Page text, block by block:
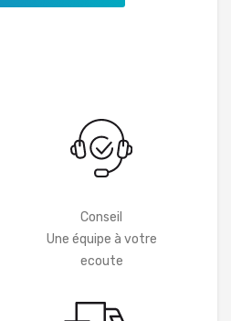
Conseil
Une équipe à votre
ecoute